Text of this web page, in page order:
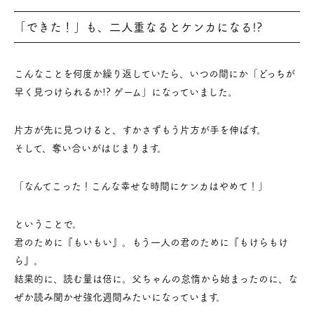
「できた！」も、二人重なるとケンカになる!?
こんなことを何度か繰り返していたら、いつの間にか「どっちが
早く見つけられるか!? ゲーム」になっていました。
片方が先に見つけると、すかさずもう片方が手を伸ばす。
そして、奪い合いがはじまります。
「なんてこった！こんな幸せな時間にケンカはやめて！」
ということで。
君のために『もいもい』。もう一人の君のために『もけらもけ
ら』。
結果的に、読む量は倍に。父ちゃんの怠惰から始まったのに、な
ぜか読み聞かせ強化週間みたいになっています。